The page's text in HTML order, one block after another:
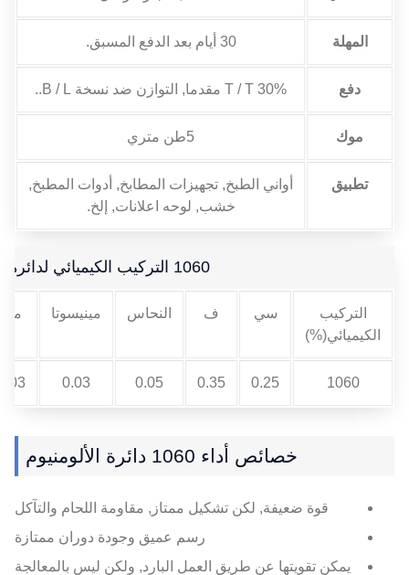
المهلة 30 أيام بعد الدفع المسبق.
دفع 30% T / T مقدما, التوازن ضد نسخة B / L..
موك 5طن متري
تطبيق
أواني الطبخ, تجهيزات المطابخ, أدوات المطبخ,
خشب, لوحه اعلانات, إلخ.
1060 التركيب الكيميائي لدائرة الألومنيوم
التركيب
الكيميائي(%)
سي ف النحاس مينيسوتا ملغ
1060
0.25
0.35
0.05
0.03
خصائص أداء 1060 دائرة الألومنيوم
قوة ضعيفة, لكن تشكيل ممتاز, مقاومة اللحام والتآكل
رسم عميق وجودة دوران ممتازة
يمكن تقويتها عن طريق العمل البارد, ولكن ليس بالمعالجة